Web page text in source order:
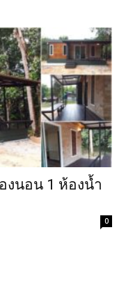
นอน 1 ห้องน้ำ
0